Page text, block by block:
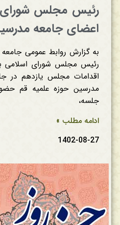
رئیس مجلس شورای
اعضای جامعه
به گزارش روابط عمومی
رئیس مجلس شورای اسلامی به
اقدامات مجلس یازدهم در
مدرسین حوزه علمیه قم
جلسه،
ادامه مطلب »
1402-08-27